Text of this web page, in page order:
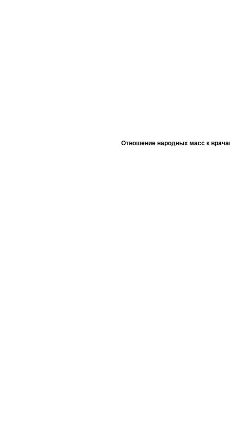
Отношение народных масс к